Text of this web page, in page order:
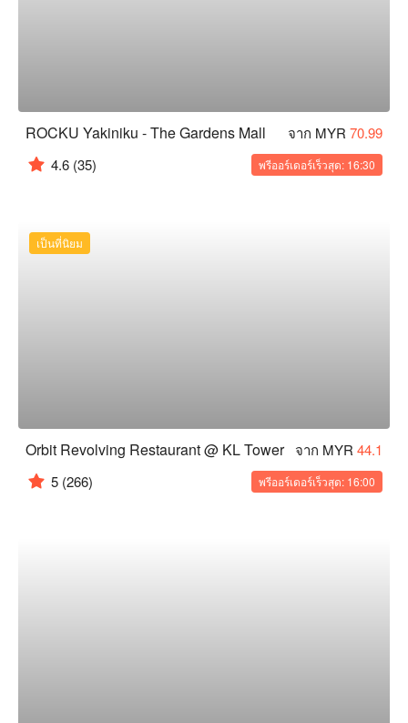
ROCKU Yakiniku - The Gardens Mall จาก MYR 70.99
4.6 (35) พรีออร์เดอร์เร็วสุด: 16:30
เป็นที่นิยม
Orbit Revolving Restaurant @ KL Tower จาก MYR 44.1
5 (266) พรีออร์เดอร์เร็วสุด: 16:00